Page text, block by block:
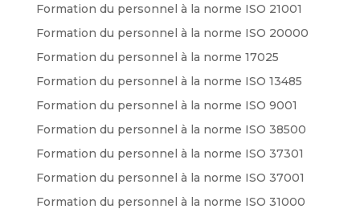
Formation du personnel à la norme ISO 21001
Formation du personnel à la norme ISO 20000
Formation du personnel à la norme 17025
Formation du personnel à la norme ISO 13485
Formation du personnel à la norme ISO 9001
Formation du personnel à la norme ISO 38500
Formation du personnel à la norme ISO 37301
Formation du personnel à la norme ISO 37001
Formation du personnel à la norme ISO 31000